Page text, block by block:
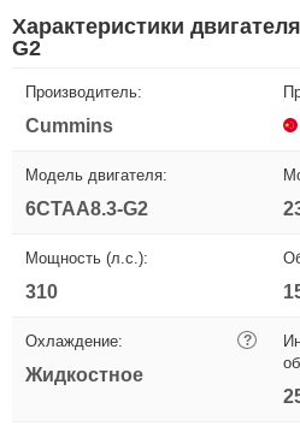
Характеристики
G2
Производитель:
Cummins
Модель двигателя:
6CTAA8.3-G2
Мощность (л.с.):
310
Охлаждение: ?
Жидкостное